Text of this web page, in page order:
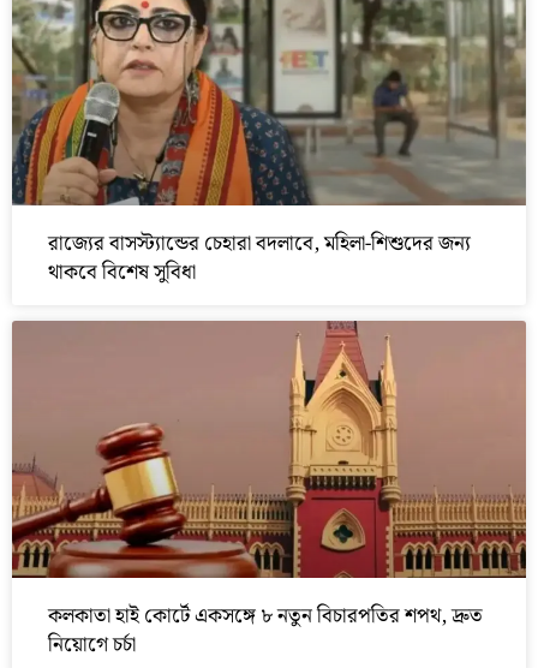
রাজ্যের বাসস্ট্যান্ডের চেহারা বদলাবে, মহিলা-শিশুদের জন্য
থাকবে বিশেষ সুবিধা
কলকাতা হাই কোর্টে একসঙ্গে ৮ নতুন বিচারপতির শপথ, দ্রুত
নিয়োগে চর্চা